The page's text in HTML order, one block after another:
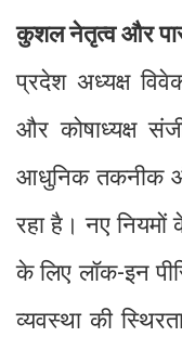
कुशल नेतृत्व और
प्रदेश अध्यक्ष
और कोषाध्यक्ष
आधुनिक तकनीक
रहा है। नए
के लिए लॉक-इन
व्यवस्था की